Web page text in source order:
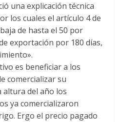
una explicación técnica
los cuales el artículo 4 de
de hasta el 50 por
exportación por 180 días,
es beneficiar a los
comercializar su
altura del año los
ya comercializaron
Ergo el precio pagado